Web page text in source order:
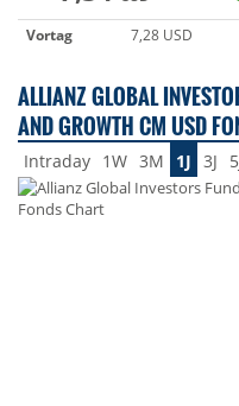
Vortag
7,28 USD
ALLIANZ GLOBAL
AND GROWTH CM USD
Intraday 1W 3M 1J 3J